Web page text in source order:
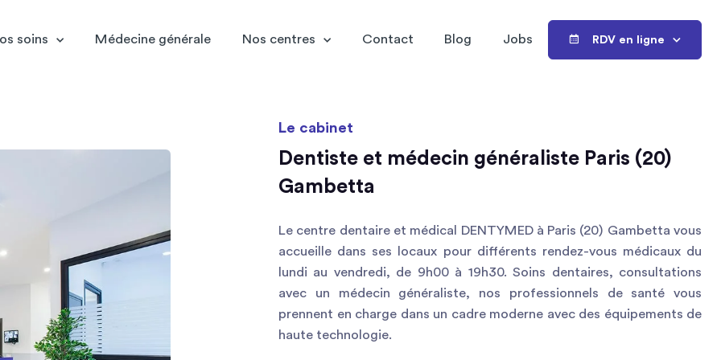
soins Médecine générale Nos centres Contact Blog Jobs RDV en ligne
Le cabinet
Dentiste et médecin généraliste Paris (20)
Gambetta
Le centre dentaire et médical DENTYMED à Paris (20) Gambetta vous
accueille dans ses locaux pour différents rendez-vous médicaux du
lundi au vendredi, de 9h00 à 19h30. Soins dentaires, consultations
avec un médecin généraliste, nos professionnels de santé vous
prennent en charge dans un cadre moderne avec des équipements de
haute technologie.